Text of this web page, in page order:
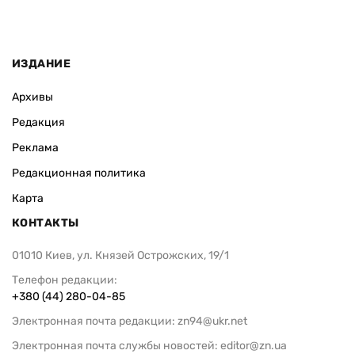
ИЗДАНИЕ
Архивы
Редакция
Реклама
Редакционная политика
Карта
КОНТАКТЫ
01010 Киев, ул. Князей Острожских, 19/1
Телефон редакции:
+380 (44) 280-04-85
Электронная почта редакции: zn94@ukr.net
Электронная почта службы новостей: editor@zn.ua